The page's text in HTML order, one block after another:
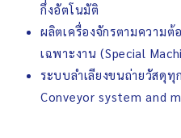
กึ่งอัตโนมัติ
ผลิตเครื่องจักรตามความต้
เฉพาะงาน (Special
ระบบลำเลียงขนถ่ายวัสดุ
Conveyor system and